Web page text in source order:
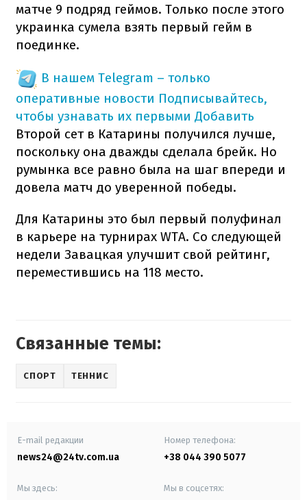
матче 9 подряд геймов. Только после этого
украинка сумела взять первый гейм в
поединке.
В нашем Telegram – только
оперативные новости Подписывайтесь,
чтобы узнавать их первыми Добавить
Второй сет в Катарины получился лучше,
поскольку она дважды сделала брейк. Но
румынка все равно была на шаг впереди и
довела матч до уверенной победы.
Для Катарины это был первый полуфинал
в карьере на турнирах WTA. Со следующей
недели Завацкая улучшит свой рейтинг,
переместившись на 118 место.
Связанные темы:
СПОРТ ТЕННИС
E-mail редакции
news24@24tv.com.ua
Номер телефона:
+38 044 390 5077
Мы здесь: Мы в соцсетях: